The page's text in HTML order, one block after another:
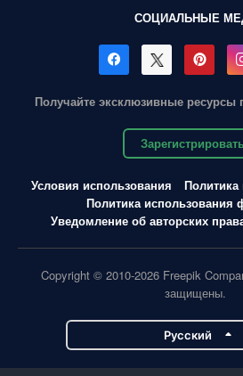
СОЦИАЛЬНЫЕ
Получайте эксклюзивные
Условия использования
Политика использования
Уведомление об авторских
Copyright © 2010-2026 Freepik
защищены.
Pусский